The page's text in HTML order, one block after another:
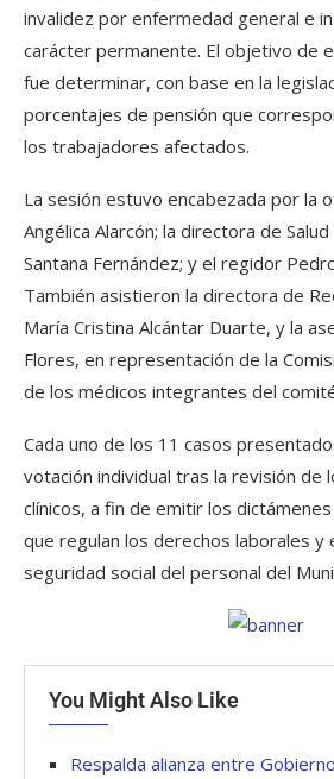
invalidez por enfermedad general e
carácter permanente. El objetivo de
fue determinar, con base en la
porcentajes de pensión que
los trabajadores afectados.
La sesión estuvo encabezada por la
Angélica Alarcón; la directora de
Santana Fernández; y el regidor
También asistieron la directora de
María Cristina Alcántar Duarte, y la
Flores, en representación de la
de los médicos integrantes del
Cada uno de los 11 casos
votación individual tras la revisión de
clínicos, a fin de emitir los
que regulan los derechos laborales y
seguridad social del personal del
You Might Also Like
Respalda alianza entre